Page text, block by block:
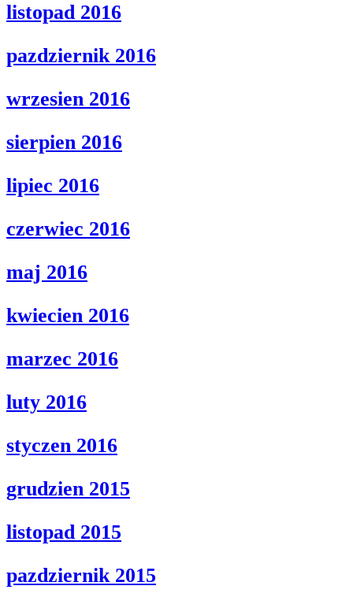
listopad 2016
pazdziernik 2016
wrzesien 2016
sierpien 2016
lipiec 2016
czerwiec 2016
maj 2016
kwiecien 2016
marzec 2016
luty 2016
styczen 2016
grudzien 2015
listopad 2015
pazdziernik 2015